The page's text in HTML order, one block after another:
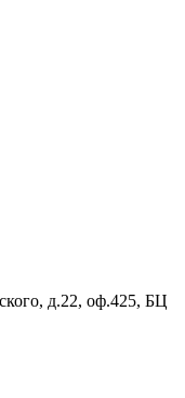
д.22, оф.425, БЦ